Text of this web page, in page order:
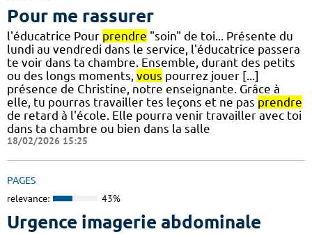
Pour me rassurer
l'éducatrice Pour prendre "soin" de toi... Présente du
lundi au vendredi dans le service, l'éducatrice passera
te voir dans ta chambre. Ensemble, durant des petits
ou des longs moments, vous pourrez jouer [...]
présence de Christine, notre enseignante. Grâce à
elle, tu pourras travailler tes leçons et ne pas prendre
de retard à l'école. Elle pourra venir travailler avec toi
dans ta chambre ou bien dans la salle
18/02/2026 15:25
PAGES
relevance: 43%
Urgence imagerie abdominale